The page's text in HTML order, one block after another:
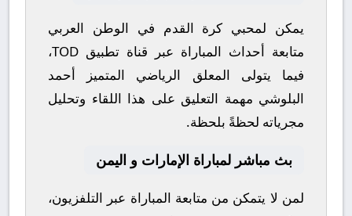
يمكن لمحبي كرة القدم في الوطن العربي
متابعة أحداث المباراة عبر قناة تطبيق TOD
،
فيما يتولى المعلق الرياضي المتميز أحمد
البلوشي مهمة التعليق على هذا اللقاء وتحليل
مجرياته لحظةً بلحظة.
بث مباشر لمباراة الإمارات و اليمن
لمن لا يتمكن من متابعة المباراة عبر التلفزيون،